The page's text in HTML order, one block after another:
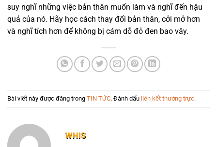
suy nghĩ những việc bản thân muốn làm và nghĩ đến hậu
quả của nó. Hãy học cách thay đổi bản thân, cởi mở hơn
và nghĩ tích hơn để không bị cám dỗ đỏ đen bao vây.
Bài viết này được đăng trong TIN TỨC. Đánh dấu liên kết thường trực.
WHIS